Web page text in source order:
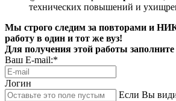
технических повышений и
Мы строго следим за повторами и
работу в один и тот же вуз!
Для получения этой работы
Ваш E-mail:*
Логин
Если Вы